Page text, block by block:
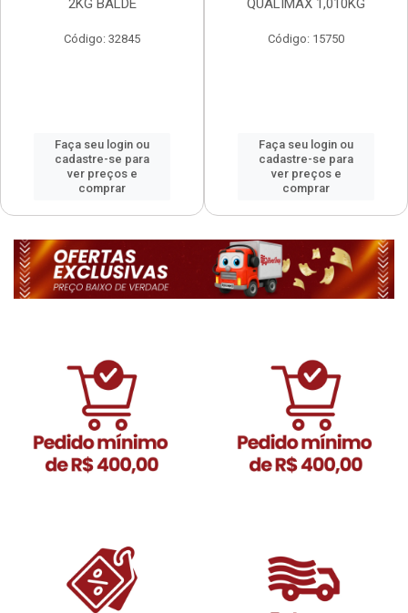
2KG BALDE
Código: 32845
Faça seu login ou
cadastre-se para
ver preços e
comprar
QUALIMAX 1,010KG
Código: 15750
Faça seu login ou
cadastre-se para
ver preços e
comprar